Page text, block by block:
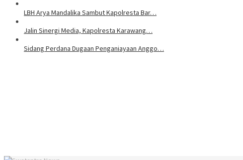
LBH Arya Mandalika Sambut Kapolresta Bar…
Jalin Sinergi Media, Kapolresta Karawang…
Sidang Perdana Dugaan Penganiayaan Anggo…